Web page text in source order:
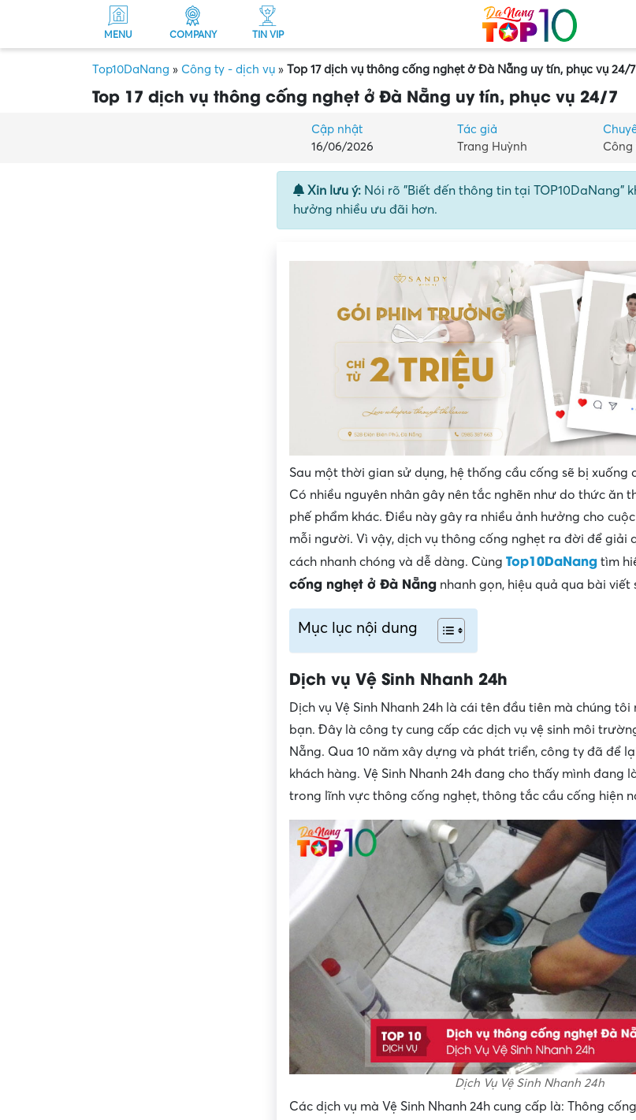
MENU COMPANY TIN VIP
Top10DaNang » Công ty - dịch vụ » Top 17 dịch vụ thông cống nghẹt ở Đà Nẵng uy tín, phục vụ 24/7
Top 17 dịch vụ thông cống nghẹt ở Đà Nẵng uy tín, phục vụ 24/7
Cập nhật
16/06/2026
Tác giả
Trang Huỳnh
Công
Xin lưu ý: Nói rõ "Biết đến thông tin tại TOP10DaNang"
hưởng nhiều ưu đãi hơn.
Sau một thời gian sử dụng, hệ thống cầu cống sẽ bị xuống
Có nhiều nguyên nhân gây nên tắc nghẽn như do thức ăn
phế phẩm khác. Điều này gây ra nhiều ảnh hưởng cho
mỗi người. Vì vậy, dịch vụ thông cống nghẹt ra đời để giải
cách nhanh chóng và dễ dàng. Cùng Top10DaNang tìm
cống nghẹt ở Đà Nẵng nhanh gọn, hiệu quả qua bài viết
Mục lục nội dung
Dịch vụ Vệ Sinh Nhanh 24h
Dịch vụ Vệ Sinh Nhanh 24h là cái tên đầu tiên mà chúng
bạn. Đây là công ty cung cấp các dịch vụ vệ sinh môi
Nẵng. Qua 10 năm xây dựng và phát triển, công ty đã để
khách hàng. Vệ Sinh Nhanh 24h đang cho thấy mình đang
trong lĩnh vực thông cống nghẹt, thông tắc cầu cống hiện
Dịch Vụ Vệ Sinh Nhanh 24h
Các dịch vụ mà Vệ Sinh Nhanh 24h cung cấp là: Thông